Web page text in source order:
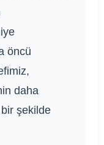
öncü
daha
şekilde